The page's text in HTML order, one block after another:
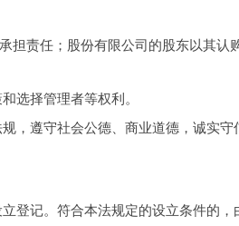
责任；股份有限公司的股东以其认
选择管理者等权利。
遵守社会公德、商业道德，诚实守
记。符合本法规定的设立条件的，